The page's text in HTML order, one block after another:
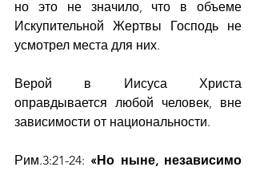
но это не значило, что в объеме
Искупительной Жертвы Господь не
усмотрел места для них.
Верой в Иисуса Христа
оправдывается любой человек, вне
зависимости от национальности.
Рим.3:21-24: «Но ныне, независимо